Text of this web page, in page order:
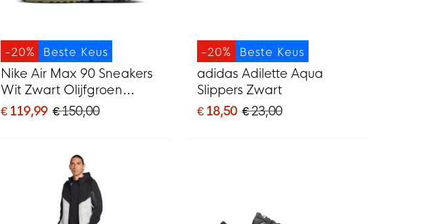
Beste Keus
-20%
Nike Air Max 90 Sneakers
Wit Zwart Olijfgroen
Lichtgrijs
€ 119,99 € 150,00
Beste Keus
-20%
adidas Adilette Aqua
Slippers Zwart
€ 18,50 € 23,00